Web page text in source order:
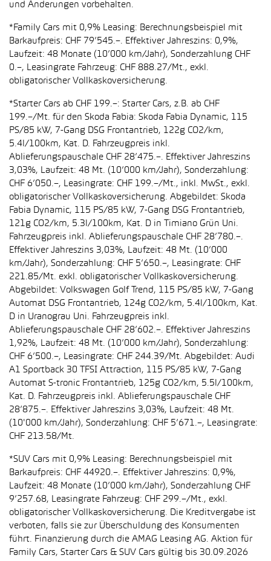
und Änderungen vorbehalten.
*Family Cars mit 0,9% Leasing: Berechnungsbeispiel mit
Barkaufpreis: CHF 79’545.–. Effektiver Jahreszins: 0,9%,
Laufzeit: 48 Monate (10’000 km/Jahr), Sonderzahlung CHF
0.–, Leasingrate Fahrzeug: CHF 888.27/Mt., exkl.
obligatorischer Vollkaskoversicherung.
*Starter Cars ab CHF 199.–: Starter Cars, z.B. ab CHF
199.–/Mt. für den Skoda Fabia: Skoda Fabia Dynamic, 115
PS/85 kW, 7-Gang DSG Frontantrieb, 122g CO2/km,
5.4l/100km, Kat. D. Fahrzeugpreis inkl.
Ablieferungspauschale CHF 28’475.–. Effektiver Jahreszins
3,03%, Laufzeit: 48 Mt. (10’000 km/Jahr), Sonderzahlung:
CHF 6’050.–, Leasingrate: CHF 199.–/Mt., inkl. MwSt., exkl.
obligatorischer Vollkaskoversicherung. Abgebildet: Skoda
Fabia Dynamic, 115 PS/85 kW, 7-Gang DSG Frontantrieb,
121g CO2/km, 5.3l/100km, Kat. D in Timiano Grün Uni.
Fahrzeugpreis inkl. Ablieferungspauschale CHF 28’780.–.
Effektiver Jahreszins 3,03%, Laufzeit: 48 Mt. (10’000
km/Jahr), Sonderzahlung: CHF 5’650.–, Leasingrate: CHF
221.85/Mt. exkl. obligatorischer Vollkaskoversicherung.
Abgebildet: Volkswagen Golf Trend, 115 PS/85 kW, 7-Gang
Automat DSG Frontantrieb, 124g CO2/km, 5.4l/100km, Kat.
D in Uranograu Uni. Fahrzeugpreis inkl.
Ablieferungspauschale CHF 28’602.–. Effektiver Jahreszins
1,92%, Laufzeit: 48 Mt. (10’000 km/Jahr), Sonderzahlung:
CHF 6’500.–, Leasingrate: CHF 244.39/Mt. Abgebildet: Audi
A1 Sportback 30 TFSI Attraction, 115 PS/85 kW, 7-Gang
Automat S-tronic Frontantrieb, 125g CO2/km, 5.5l/100km,
Kat. D. Fahrzeugpreis inkl. Ablieferungspauschale CHF
28’875.–. Effektiver Jahreszins 3,03%, Laufzeit: 48 Mt.
(10'000 km/Jahr), Sonderzahlung: CHF 5’671.–, Leasingrate:
CHF 213.58/Mt.
*SUV Cars mit 0,9% Leasing: Berechnungsbeispiel mit
Barkaufpreis: CHF 44920.–. Effektiver Jahreszins: 0,9%,
Laufzeit: 48 Monate (10’000 km/Jahr), Sonderzahlung CHF
9’257.68, Leasingrate Fahrzeug: CHF 299.–/Mt., exkl.
obligatorischer Vollkaskoversicherung. Die Kreditvergabe ist
verboten, falls sie zur Überschuldung des Konsumenten
führt. Finanzierung durch die AMAG Leasing AG. Aktion für
Family Cars, Starter Cars & SUV Cars gültig bis 30.09.2026